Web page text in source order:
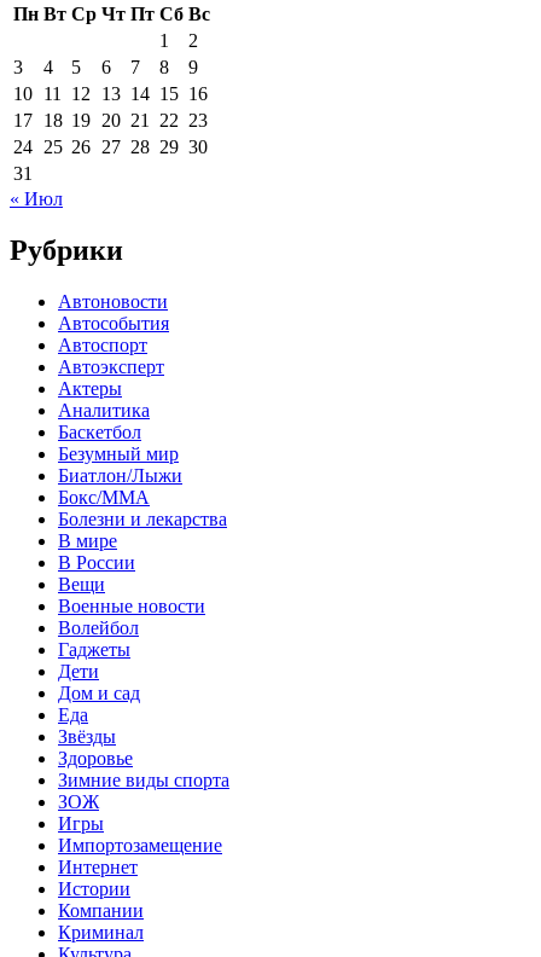
Пн Вт Ср Чт Пт Сб Вс
1
2
3
4 5 6 7 8
9
10 11 12 13 14 15 16
17 18 19 20 21 22 23
24 25 26 27 28 29 30
31
« Июл
Рубрики
Автоновости
Автособытия
Автоспорт
Автоэксперт
Актеры
Аналитика
Баскетбол
Безумный мир
Биатлон/Лыжи
Бокс/MMA
Болезни и лекарства
В мире
В России
Вещи
Военные новости
Волейбол
Гаджеты
Дети
Дом и сад
Еда
Звёзды
Здоровье
Зимние виды спорта
ЗОЖ
Игры
Импортозамещение
Интернет
Истории
Компании
Криминал